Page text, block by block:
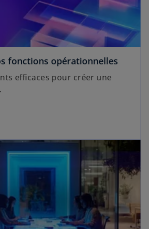
fonctions opérationnelles
efficaces pour créer une